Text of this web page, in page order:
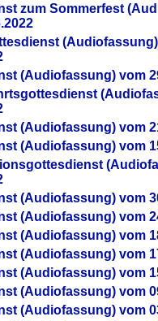
zum Sommerfest
(Audiofassung) vom
(Audiofassung) vom
(Audiofassung) vom
(Audiofassung) vom
(Audiofassung) vom
(Audiofassung) vom
(Audiofassung) vom
(Audiofassung) vom
(Audiofassung) vom
(Audiofassung) vom